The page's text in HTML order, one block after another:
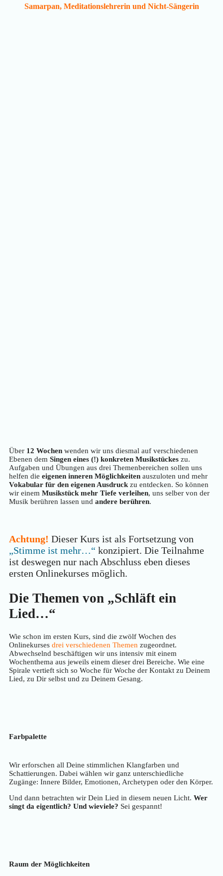
Samarpan, Meditationslehrerin und Nicht-Sängerin
Über 12 Wochen wenden wir uns diesmal auf verschiedenen
Ebenen dem Singen eines (!) konkreten Musikstückes zu.
Aufgaben und Übungen aus drei Themenbereichen sollen uns
helfen die eigenen inneren Möglichkeiten auszuloten und mehr
Vokabular für den eigenen Ausdruckzu entdecken. So können
wir einem Musikstück mehr Tiefe verleihen, uns selber von der
Musik berühren lassen und andere berühren.
Achtung! Dieser Kurs ist als Fortsetzung von
„Stimme ist mehr…“ konzipiert. Die Teilnahme
ist deswegen nur nach Abschluss eben dieses
ersten Onlinekurses möglich.
Die Themen von „Schläft ein
Lied…“
Wie schon im ersten Kurs, sind die zwölf Wochen des
Onlinekurses drei verschiedenen Themen zugeordnet.
Abwechselnd beschäftigen wir uns intensiv mit einem
Wochenthema aus jeweils einem dieser drei Bereiche. Wie eine
Spirale vertieft sich so Woche für Woche der Kontakt zu Deinem
Lied, zu Dir selbst und zu Deinem Gesang.
Farbpalette
Wir erforschen all Deine stimmlichen Klangfarben und
Schattierungen. Dabei wählen wir ganz unterschiedliche
Zugänge: Innere Bilder, Emotionen, Archetypen oder den Körper.
Und dann betrachten wir Dein Lied in diesem neuen Licht. Wer
singt da eigentlich? Und wieviele? Sei gespannt!
Raum der Möglichkeiten